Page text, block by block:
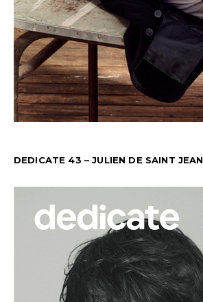
DEDICATE 43 – JULIEN DE SAINT JEAN